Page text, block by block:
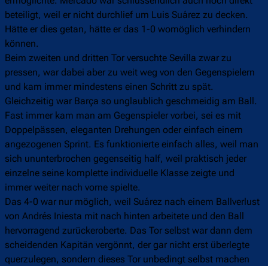
beteiligt, weil er nicht durchlief um Luis Suárez zu decken.
Hätte er dies getan, hätte er das 1-0 womöglich verhindern
können.
Beim zweiten und dritten Tor versuchte Sevilla zwar zu
pressen, war dabei aber zu weit weg von den Gegenspielern
und kam immer mindestens einen Schritt zu spät.
Gleichzeitig war Barça so unglaublich geschmeidig am Ball.
Fast immer kam man am Gegenspieler vorbei, sei es mit
Doppelpässen, eleganten Drehungen oder einfach einem
angezogenen Sprint. Es funktionierte einfach alles, weil man
sich ununterbrochen gegenseitig half, weil praktisch jeder
einzelne seine komplette individuelle Klasse zeigte und
immer weiter nach vorne spielte.
Das 4-0 war nur möglich, weil Suárez nach einem Ballverlust
von Andrés Iniesta mit nach hinten arbeitete und den Ball
hervorragend zurückeroberte. Das Tor selbst war dann dem
scheidenden Kapitän vergönnt, der gar nicht erst überlegte
querzulegen, sondern dieses Tor unbedingt selbst machen